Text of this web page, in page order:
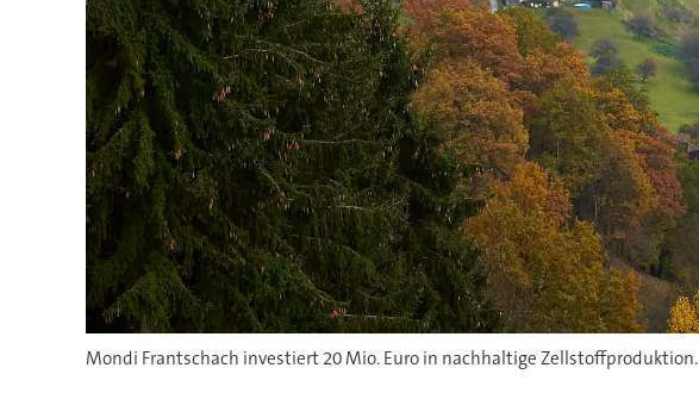
Mondi Frantschach investiert 20 Mio. Euro in nachhaltige Zellstoffproduktion.